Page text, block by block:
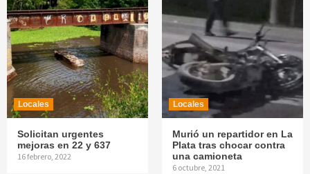
Locales
Solicitan urgentes
mejoras en 22 y 637
16 febrero, 2022
Locales
Murió un repartidor en La
Plata tras chocar contra
una camioneta
6 octubre, 2021